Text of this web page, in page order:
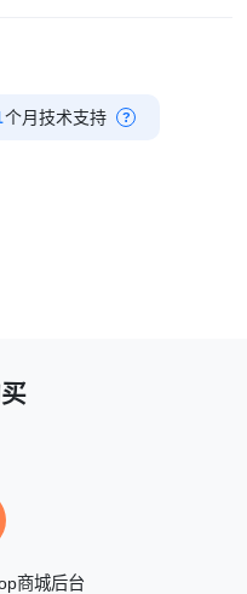
个月技术支持 ?
商城后台